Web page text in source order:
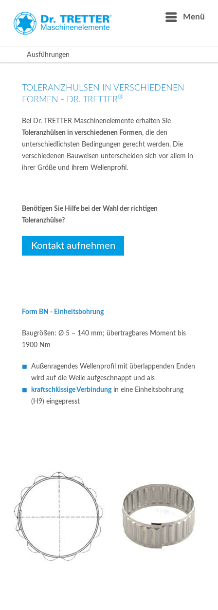
Menü
Ausführungen
TOLERANZHÜLSEN IN VERSCHIEDENEN
FORMEN - DR. TRETTER®
Bei Dr. TRETTER Maschinenelemente erhalten Sie
Toleranzhülsen in verschiedenen Formen, die den
unterschiedlichsten Bedingungen gerecht werden. Die
verschiedenen Bauweisen unterscheiden sich vor allem in
ihrer Größe und ihrem Wellenprofil.
Benötigen Sie Hilfe bei der Wahl der richtigen
Toleranzhülse?
Kontakt aufnehmen
Form BN - Einheitsbohrung
Baugrößen: Ø 5 – 140 mm; übertragbares Moment bis
1900 Nm
Außenragendes Wellenprofil mit überlappenden Enden
wird auf die Welle aufgeschnappt und als
kraftschlüssige Verbindungin eine Einheitsbohrung
(H9) eingepresst